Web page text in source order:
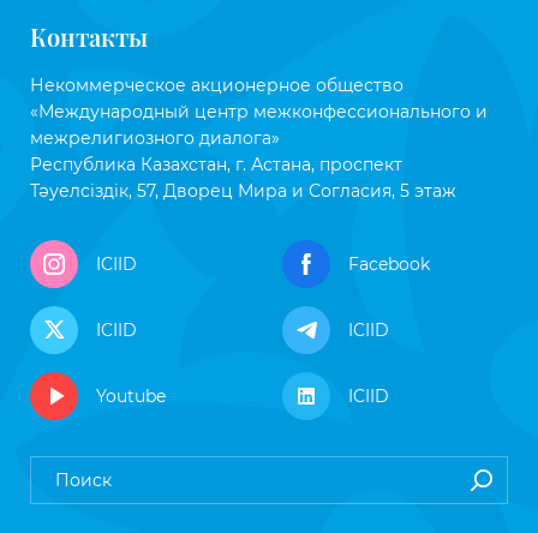
Контакты
Некоммерческое акционерное общество
«Международный центр межконфессионального и
межрелигиозного диалога»
Республика Казахстан, г. Астана, проспект
Тәуелсіздік, 57, Дворец Мира и Согласия, 5 этаж
ICIID Facebook
ICIID ICIID
Youtube ICIID